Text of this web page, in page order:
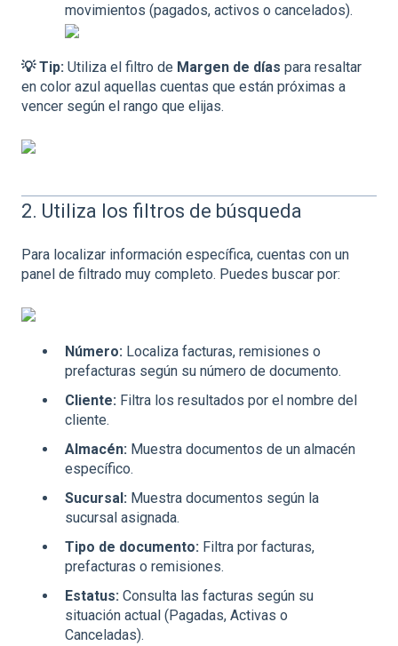
movimientos (pagados, activos o cancelados).
💡 Tip: Utiliza el filtro de Margen de días para resaltar
en color azul aquellas cuentas que están próximas a
vencer según el rango que elijas.
2. Utiliza los filtros de búsqueda
Para localizar información específica, cuentas con un
panel de filtrado muy completo. Puedes buscar por:
Número: Localiza facturas, remisiones o
prefacturas según su número de documento.
Cliente: Filtra los resultados por el nombre del
cliente.
Almacén: Muestra documentos de un almacén
específico.
Sucursal: Muestra documentos según la
sucursal asignada.
Tipo de documento: Filtra por facturas,
prefacturas o remisiones.
Estatus: Consulta las facturas según su
situación actual (Pagadas, Activas o
Canceladas).